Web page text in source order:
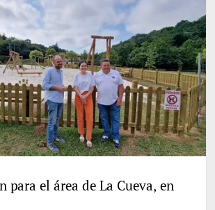
para el área de La Cueva, en